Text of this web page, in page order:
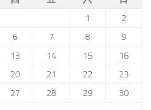
1
2
6 7 8
9
13 14 15
16
20 21 22
23
27 28 29
30